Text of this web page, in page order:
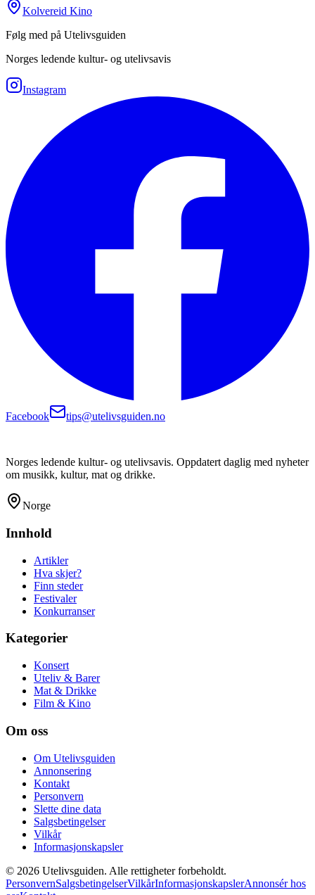
Kolvereid Kino
Følg med på Utelivsguiden
Norges ledende kultur- og utelivsavis
Instagram
Facebook tips@utelivsguiden.no
Norges ledende kultur- og utelivsavis. Oppdatert daglig med nyheter
om musikk, kultur, mat og drikke.
Norge
Innhold
Artikler
Hva skjer?
Finn steder
Festivaler
Konkurranser
Kategorier
Konsert
Uteliv & Barer
Mat & Drikke
Film & Kino
Om oss
Om Utelivsguiden
Annonsering
Kontakt
Personvern
Slette dine data
Salgsbetingelser
Vilkår
Informasjonskapsler
© 2026 Utelivsguiden. Alle rettigheter forbeholdt.
PersonvernSalgsbetingelserVilkårInformasjonskapslerAnnonsér hos